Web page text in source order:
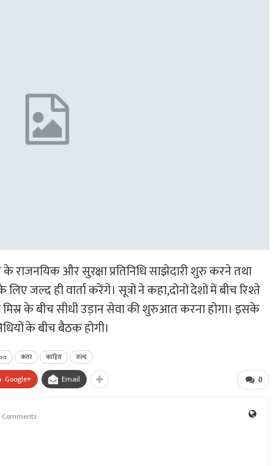
और सुरक्षा प्रतिनिधि साझेदारी शुरु करने तथा
जल्द ही वार्ता करेंगे। सूत्रों ने कहा,दोनों देशों में बीच रिश्ते
के बीच सीधी उड़ान सेवा की शुरुआत करना होगा। इसके
के बीच बैठक होगी।
कतर काहिरा जल्द
0
Google+ Email
Comments